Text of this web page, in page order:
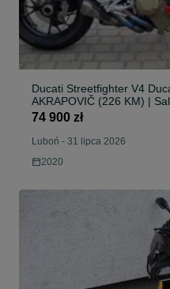
Ducati Streetfighter V4 Ducati Streetfighter V4 S | FULL
AKRAPOVIČ (226 KM) |
74 900 zł
Luboń - 31 lipca 2026
2020